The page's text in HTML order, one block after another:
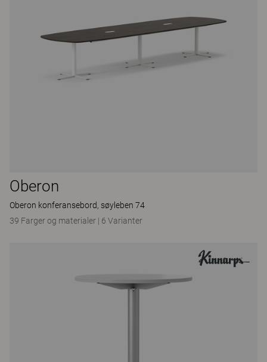
Oberon
Oberon konferansebord, søyleben 74
39 Farger og materialer | 6 Varianter